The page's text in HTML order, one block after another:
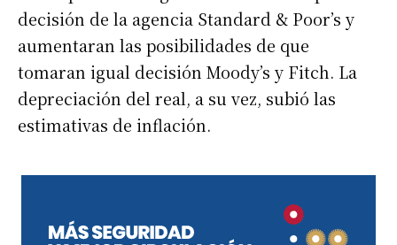
decisión de la agencia Standard & Poor’s y
aumentaran las posibilidades de que
tomaran igual decisión Moody’s y Fitch. La
depreciación del real, a su vez, subió las
estimativas de inflación.